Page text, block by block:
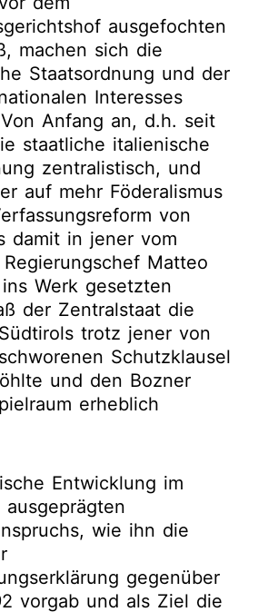
ausgefochten
machen sich die
Staatsordnung und der
Interesses
Anfang an, d.h. seit
staatliche italienische
zentralistisch, und
auf mehr Föderalismus
von
damit in jener vom
Matteo
Werk gesetzten
der Zentralstaat die
trotz jener von
Schutzklausel
und den Bozner
erheblich
Entwicklung im
wie ihn die
gegenüber
vorgab und als Ziel die